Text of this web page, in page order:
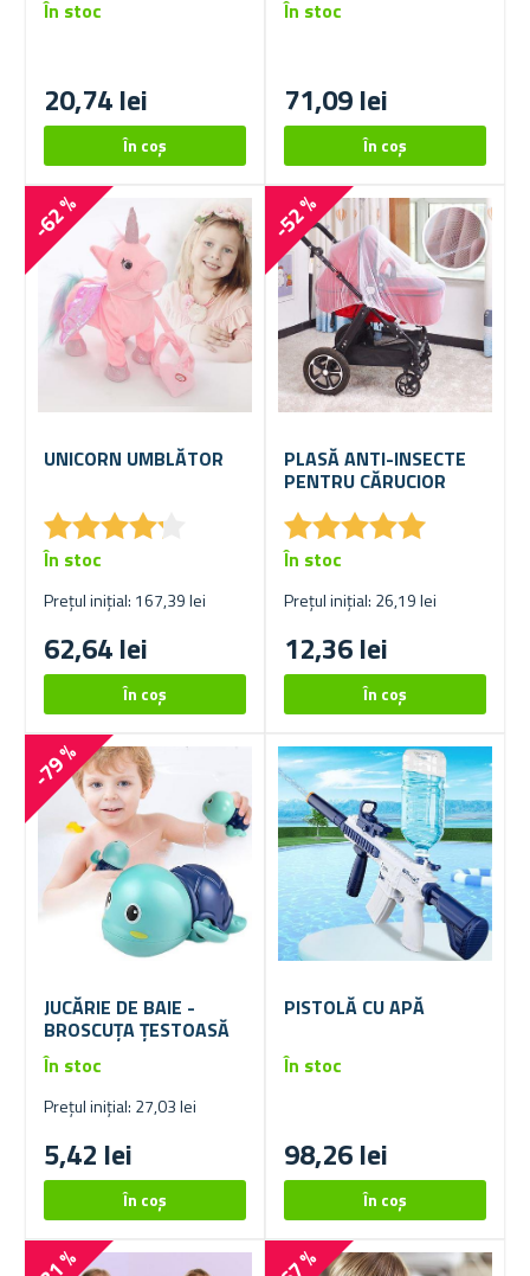
20,74 lei
În stoc
71,09 lei
În stoc
-62 %
UNICORN UMBLĂTOR
★★★★★
★★★★★
Prețul inițial: 167,39 lei
62,64 lei
În stoc
-52 %
PLASĂ ANTI-INSECTE
PENTRU CĂRUCIOR
★★★★★
★★★★★
Prețul inițial: 26,19 lei
12,36 lei
În stoc
-79 %
JUCĂRIE DE BAIE -
BROSCUȚA ȚESTOASĂ
Prețul inițial: 27,03 lei
5,42 lei
În stoc
PISTOLĂ CU APĂ
98,26 lei
În stoc